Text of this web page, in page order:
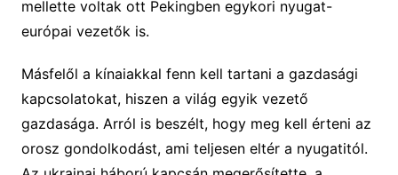
mellette voltak ott Pekingben egykori nyugat-
európai vezetők is.
Másfelől a kínaiakkal fenn kell tartani a gazdasági
kapcsolatokat, hiszen a világ egyik vezető
gazdasága. Arról is beszélt, hogy meg kell érteni az
orosz gondolkodást, ami teljesen eltér a nyugatitól.